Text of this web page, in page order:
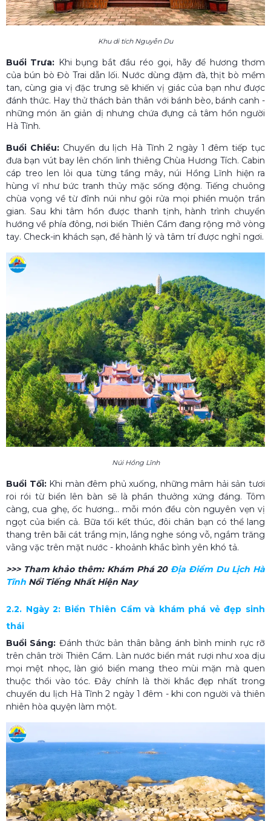
Khu di tích Nguyễn Du
Buổi Trưa: Khi bụng bắt đầu réo gọi, hãy để hương thơm
của bún bò Đò Trai dẫn lối. Nước dùng đậm đà, thịt bò mềm
tan, cùng gia vị đặc trưng sẽ khiến vị giác của bạn như được
đánh thức. Hay thử thách bản thân với bánh bèo, bánh canh -
những món ăn giản dị nhưng chứa đựng cả tâm hồn người
Hà Tĩnh.
Buổi Chiều: Chuyến du lịch Hà Tĩnh 2 ngày 1 đêm tiếp tục
đưa bạn vút bay lên chốn linh thiêng Chùa Hương Tích. Cabin
cáp treo len lỏi qua từng tầng mây, núi Hồng Lĩnh hiện ra
hùng vĩ như bức tranh thủy mặc sống động. Tiếng chuông
chùa vọng về từ đỉnh núi như gội rửa mọi phiền muộn trần
gian. Sau khi tâm hồn được thanh tịnh, hành trình chuyển
hướng về phía đông, nơi biển Thiên Cầm đang rộng mở vòng
tay. Check-in khách sạn, để hành lý và tâm trí được nghỉ ngơi.
Núi Hồng Lĩnh
Buổi Tối: Khi màn đêm phủ xuống, những mâm hải sản tươi
roi rói từ biển lên bàn sẽ là phần thưởng xứng đáng. Tôm
càng, cua ghẹ, ốc hương... mỗi món đều còn nguyên vẹn vị
ngọt của biển cả. Bữa tối kết thúc, đôi chân bạn có thể lang
thang trên bãi cát trắng mịn, lắng nghe sóng vỗ, ngắm trăng
vằng vặc trên mặt nước - khoảnh khắc bình yên khó tả.
>>> Tham khảo thêm: Khám Phá 20 Địa Điểm Du Lịch Hà
Tĩnh​ Nổi Tiếng Nhất Hiện Nay
2.2. Ngày 2: Biển Thiên Cầm và khám phá vẻ đẹp sinh
thái
Buổi Sáng: Đánh thức bản thân bằng ánh bình minh rực rỡ
trên chân trời Thiên Cầm. Làn nước biển mát rượi như xoa dịu
mọi mệt nhọc, làn gió biển mang theo mùi mặn mà quen
thuộc thổi vào tóc. Đây chính là thời khắc đẹp nhất trong
chuyến du lịch Hà Tĩnh 2 ngày 1 đêm - khi con người và thiên
nhiên hòa quyện làm một.